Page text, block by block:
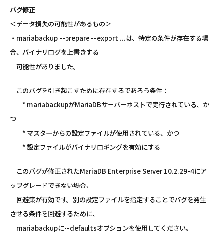
バグ修正
＜データ損失の可能性があるもの＞
・mariabackup --prepare --export ...は、特定の条件が存在する場
合、バイナリログを上書きする
可能性がありました。
このバグを引き起こすために存在するであろう条件：
* mariabackupがMariaDBサーバーホストで実行されている、か
つ
* マスターからの設定ファイルが使用されている、かつ
* 設定ファイルがバイナリロギングを有効にする
このバグが修正されたMariaDB Enterprise Server 10.2.29-4にア
ップグレードできない場合、
回避策が有効です。別の設定ファイルを指定することでバグを発生
させる条件を回避するために、
mariabackupに--defaultsオプションを使用してください。